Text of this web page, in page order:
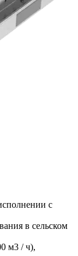
с
в сельском
м3 / ч),